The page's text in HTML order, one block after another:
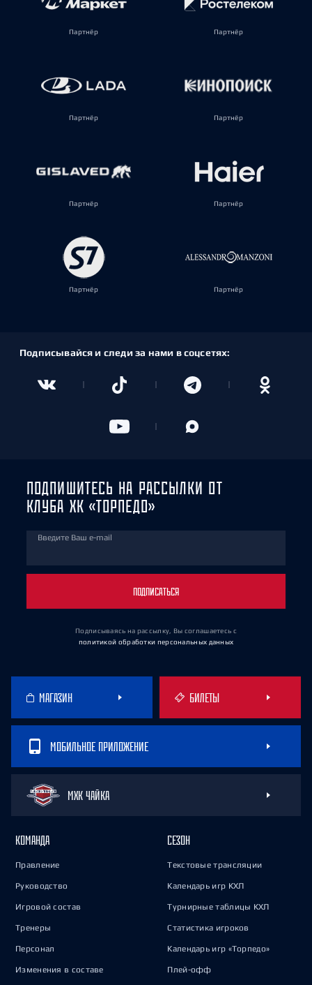
Партнёр Партнёр
Партнёр Партнёр
Партнёр Партнёр
Партнёр Партнёр
Подписывайся и следи за нами в соцсетях:
ПОДПИШИТЕСЬ НА РАССЫЛКИ ОТ
КЛУБА ХК «ТОРПЕДО»
Введите Ваш e-mail
ПОДПИСАТЬСЯ
Подписываясь на рассылку, Вы соглашаетесь с
политикой обработки персональных данных
МАГАЗИН БИЛЕТЫ
МОБИЛЬНОЕ ПРИЛОЖЕНИЕ
МХК ЧАЙКА
КОМАНДА
Правление
Руководство
Игровой состав
Тренеры
Персонал
Изменения в составе
СЕЗОН
Текстовые трансляции
Календарь игр КХЛ
Турнирные таблицы КХЛ
Статистика игроков
Календарь игр «Торпедо»
Плей-офф